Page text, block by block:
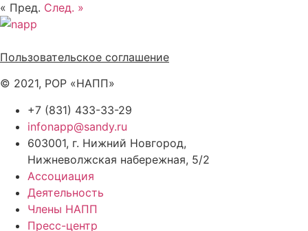
« Пред. След. »
Пользовательское соглашение
© 2021, РОР «НАПП»
+7 (831) 433-33-29
infonapp@sandy.ru
603001, г. Нижний Новгород,
Нижневолжская набережная, 5/2
Ассоциация
Деятельность
Члены НАПП
Пресс-центр